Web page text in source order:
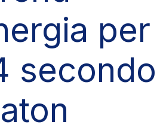
per
secondo